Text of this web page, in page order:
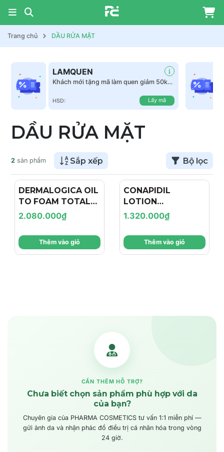
Trang chủ DẦU RỬA MẶT
LAMQUEN
Khách mới tặng mã làm quen giảm 50k
HSD: Lấy mã
Mã giảm giá:
DẦU RỬA MẶT
2 sản phẩm Sắp xếp Bộ lọc
DERMALOGICA OIL
TO FOAM TOTAL
CLEANSER: Dầu
Tẩy Trang & Sữa
Rửa Mặt 2-Trong-1,
Cho Làn Da Sạch
Sâu Hoàn Hảo
2.080.000₫
Thêm vào giỏ
CONAPIDIL
LOTION
POLISHING: Dầu
Rửa Mặt Sạch Sâu
& Kháng Khuẩn,
Dịu Nhẹ Cho Mọi
Làn Da
1.320.000₫
Thêm vào giỏ
CẦN THÊM HỖ TRỢ?
Chưa biết chọn sản phẩm phù hợp với da
của bạn?
Chuyên gia của PHARMA COSMETICS tư vấn 1:1 miễn phí —
gửi ảnh da và nhận phác đồ điều trị cá nhân hóa trong vòng
24 giờ.